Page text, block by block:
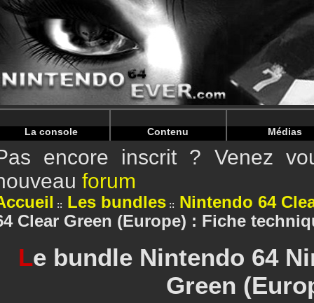
Warning: Undefined array key "HTTP_REFERER" in /
Warning: Undefined array key "HTTP_REFERER" in /
La console Contenu Médias
encore inscrit ? Venez
forum
Les bundles
Nintendo 64
Clear Green (Europe) : Fiche
Le bundle Nintendo 64
Green